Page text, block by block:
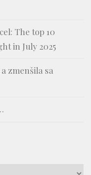
The top 10
in July 2025
zmenšila sa